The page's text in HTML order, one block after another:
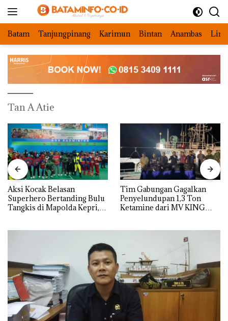
Batam Tanjungpinang Karimun Bintan Anambas
Tan A Atie
Aksi Kocak Belasan
Superhero Bertanding Bulu
Tangkis di Mapolda Kepri,
Tim Gabungan Gagalkan
Penyelundupan 1,3 Ton
Ketamine dari MV KING